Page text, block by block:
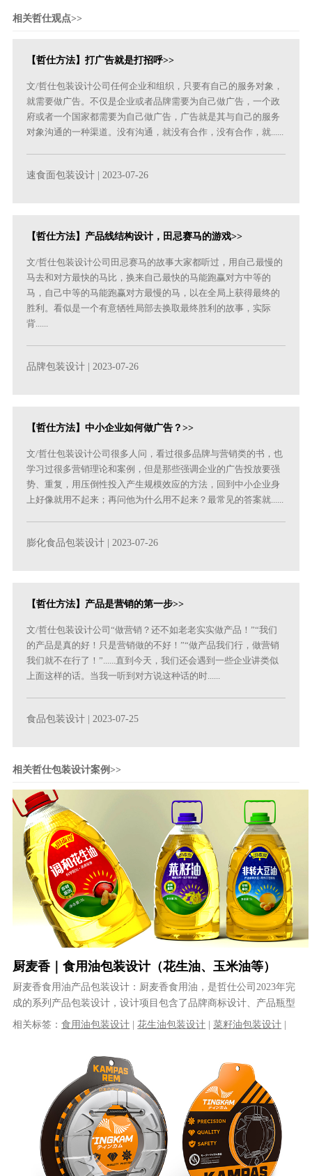
相关哲仕观点>>
【哲仕方法】打广告就是打招呼>>
文/哲仕包装设计公司任何企业和组织，只要有自己的服务对象，
就需要做广告。不仅是企业或者品牌需要为自己做广告，一个政
府或者一个国家都需要为自己做广告，广告就是其与自己的服务
对象沟通的一种渠道。没有沟通，就没有合作，没有合作，就......
速食面包装设计 | 2023-07-26
【哲仕方法】产品线结构设计，田忌赛马的游戏>>
文/哲仕包装设计公司田忌赛马的故事大家都听过，用自己最慢的
马去和对方最快的马比，换来自己最快的马能跑赢对方中等的
马，自己中等的马能跑赢对方最慢的马，以在全局上获得最终的
胜利。看似是一个有意牺牲局部去换取最终胜利的故事，实际
背......
品牌包装设计 | 2023-07-26
【哲仕方法】中小企业如何做广告？>>
文/哲仕包装设计公司很多人问，看过很多品牌与营销类的书，也
学习过很多营销理论和案例，但是那些强调企业的广告投放要强
势、重复，用压倒性投入产生规模效应的方法，回到中小企业身
上好像就用不起来；再问他为什么用不起来？最常见的答案就......
膨化食品包装设计 | 2023-07-26
【哲仕方法】产品是营销的第一步>>
文/哲仕包装设计公司“做营销？还不如老老实实做产品！”“我们
的产品是真的好！只是营销做的不好！”“做产品我们行，做营销
我们就不在行了！”......直到今天，我们还会遇到一些企业讲类似
上面这样的话。当我一听到对方说这种话的时......
食品包装设计 | 2023-07-25
相关哲仕包装设计案例>>
厨麦香｜食用油包装设计（花生油、玉米油等）
厨麦香食用油产品包装设计：厨麦香食用油，是哲仕公司2023年完
成的系列产品包装设计，设计项目包含了品牌商标设计、产品瓶型
设计、系列产品包装设计等工作。......
相关标签：食用油包装设计 |花生油包装设计 |菜籽油包装设计